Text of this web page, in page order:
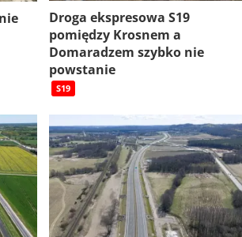
Droga ekspresowa S19
pomiędzy Krosnem a
Domaradzem szybko nie
powstanie
S19